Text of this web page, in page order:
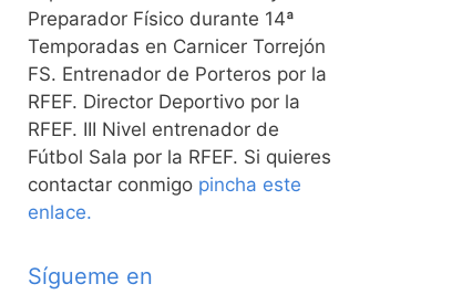
Preparador Físico durante 14ª
Temporadas en Carnicer Torrejón
FS. Entrenador de Porteros por la
RFEF. Director Deportivo por la
RFEF. III Nivel entrenador de
Fútbol Sala por la RFEF. Si quieres
contactar conmigo pincha este
enlace.
Sígueme en